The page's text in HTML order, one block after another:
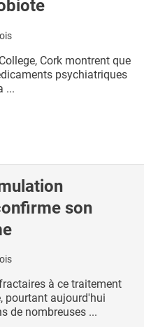
Cork montrent que
psychiatriques
...
son
à ce traitement
pourtant aujourd'hui
de nombreuses ...